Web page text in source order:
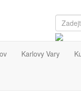
Karlovy Vary